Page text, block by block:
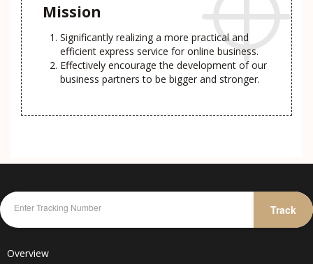
Mission
Significantly realizing a more practical and
efficient express service for online business.
Effectively encourage the development of our
business partners to be bigger and stronger.
Track
Overview